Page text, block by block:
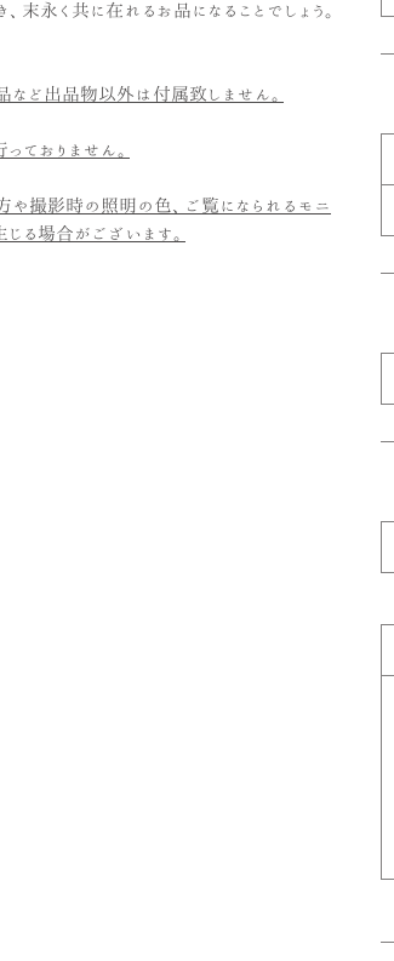
末永く共に在れるお品になることでしょう。
など出品物以外は付属致しません。
ておりません。
撮影時の照明の色、ご覧になられるモニ
る場合がございます。